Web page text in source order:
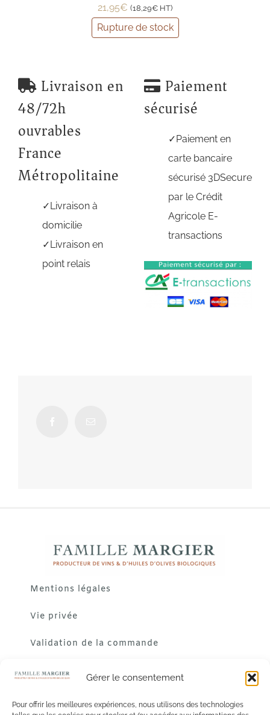
Gérer le consentement
Pour offrir les meilleures expériences, nous utilisons des technologies
21,95€ (18,29€ HT)
Rupture de stock
Livraison en
48/72h
ouvrables
France
Métropolitaine
Livraison à
domicilie
Livraison en
point relais
Paiement
sécurisé
Paiement en
carte bancaire
sécurisé 3DSecure
par le Crédit
Agricole E-
transactions
Mentions légales
Vie privée
Validation de la commande